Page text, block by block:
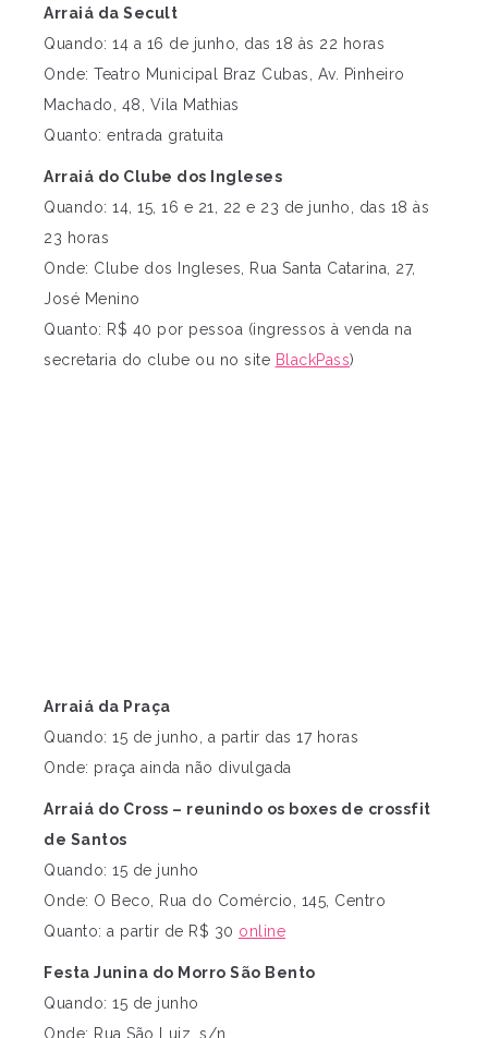
Arraiá da Secult
Quando: 14 a 16 de junho, das 18 às 22 horas
Onde: Teatro Municipal Braz Cubas, Av. Pinheiro
Machado, 48, Vila Mathias
Quanto: entrada gratuita
Arraiá do Clube dos Ingleses
Quando: 14, 15, 16 e 21, 22 e 23 de junho, das 18 às
23 horas
Onde: Clube dos Ingleses, Rua Santa Catarina, 27,
José Menino
Quanto: R$ 40 por pessoa (ingressos à venda na
secretaria do clube ou no site BlackPass)
Arraiá da Praça
Quando: 15 de junho, a partir das 17 horas
Onde: praça ainda não divulgada
Arraiá do Cross – reunindo os boxes de crossfit
de Santos
Quando: 15 de junho
Onde: O Beco, Rua do Comércio, 145, Centro
Quanto: a partir de R$ 30 online
Festa Junina do Morro São Bento
Quando: 15 de junho
Onde: Rua São Luiz, s/n